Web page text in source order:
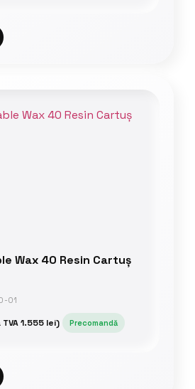
Wax 40 Resin Cartuș
01
1.555 lei) Precomandă